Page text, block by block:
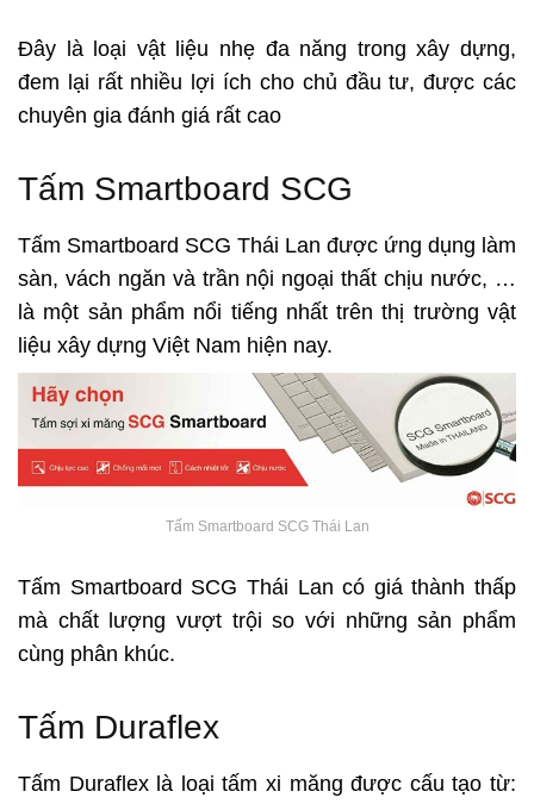
Đây là loại vật liệu nhẹ đa năng trong xây dựng,
đem lại rất nhiều lợi ích cho chủ đầu tư, được các
chuyên gia đánh giá rất cao
Tấm Smartboard SCG
Tấm Smartboard SCG Thái Lan được ứng dụng làm
sàn, vách ngăn và trần nội ngoại thất chịu nước, …
là một sản phẩm nổi tiếng nhất trên thị trường vật
liệu xây dựng Việt Nam hiện nay.
Tấm Smartboard SCG Thái Lan
Tấm Smartboard SCG Thái Lan có giá thành thấp
mà chất lượng vượt trội so với những sản phẩm
cùng phân khúc.
Tấm Duraflex
Tấm Duraflex là loại tấm xi măng được cấu tạo từ: